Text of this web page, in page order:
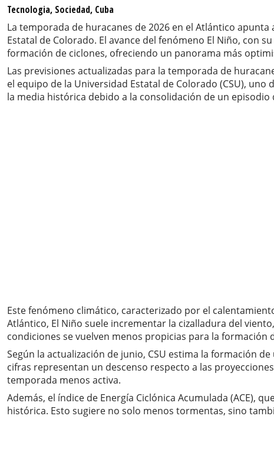
Tecnologia, Sociedad, Cuba
La temporada de huracanes de 2026 en el Atlántico
Estatal de Colorado. El avance del fenómeno El Niño, con
formación de ciclones, ofreciendo un panorama más
Las previsiones actualizadas para la temporada de
el equipo de la Universidad Estatal de Colorado (CSU),
la media histórica debido a la consolidación de un episodio
Este fenómeno climático, caracterizado por el
Atlántico, El Niño suele incrementar la cizalladura del
condiciones se vuelven menos propicias para la formación
Según la actualización de junio, CSU estima la formación
cifras representan un descenso respecto a las
temporada menos activa.
Además, el índice de Energía Ciclónica Acumulada (ACE),
histórica. Esto sugiere no solo menos tormentas, sino